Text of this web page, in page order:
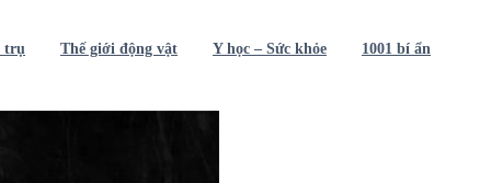
trụ Thế giới động vật Y học – Sức khỏe 1001 bí ẩn